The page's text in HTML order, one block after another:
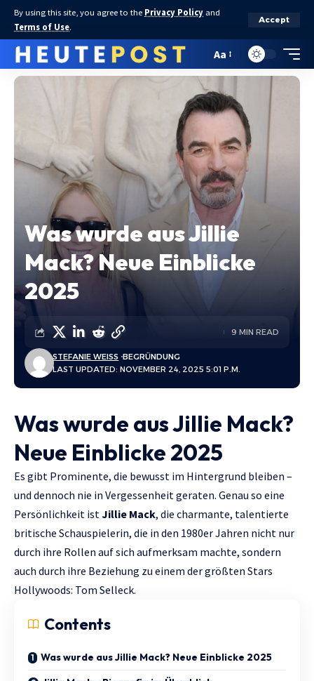
By using this site, you agree to the Privacy Policy and
Terms of Use.
Accept
Aa
Was wurde aus Jillie
Mack? Neue Einblicke
2025
LAST UPDATED: NOVEMBER 24, 2025 5:01 P.M.
STEFANIE WEISS BEGRÜNDUNG
9 MIN READ
Was wurde aus Jillie Mack?
Neue Einblicke 2025
Es gibt Prominente, die bewusst im Hintergrund bleiben –
und dennoch nie in Vergessenheit geraten. Genau so eine
Persönlichkeit istJillie Mack, die charmante, talentierte
britische Schauspielerin, die in den 1980er Jahren nicht nur
durch ihre Rollen auf sich aufmerksam machte, sondern
auch durch ihre Beziehung zu einem der größten Stars
Hollywoods: Tom Selleck.
Contents
Was wurde aus Jillie Mack? Neue Einblicke 2025